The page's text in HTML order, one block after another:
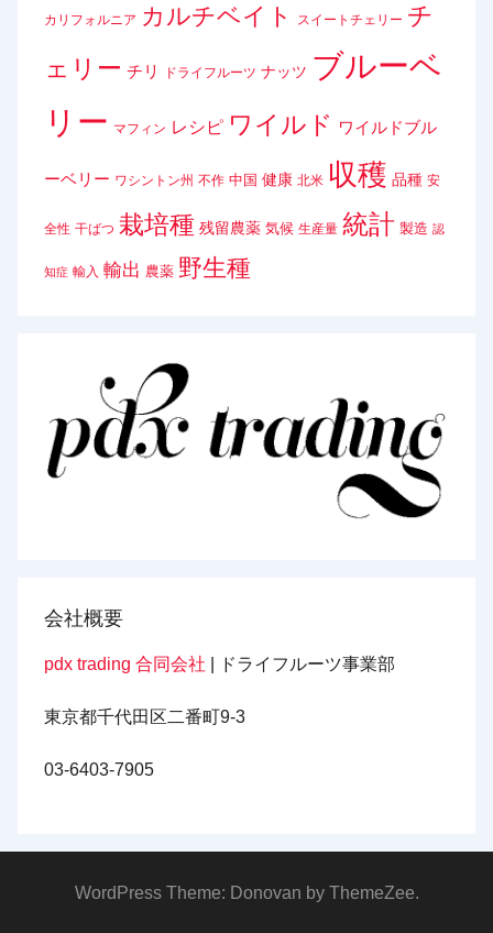
カリフォルニア カルチベイト スイートチェリー チ
ェリー チリ ドライフルーツ ナッツ ブルーベ
リー マフィン レシピ ワイルド ワイルドブル
ーベリー ワシントン州 不作 中国 健康 北米 収穫 品種 安
全性 干ばつ 栽培種 残留農薬 気候 生産量 統計 製造 認
知症 輸入 輸出 農薬 野生種
会社概要
pdx trading 合同会社 | ドライフルーツ事業部
東京都千代田区二番町9-3
03-6403-7905
WordPress Theme: Donovan by ThemeZee.